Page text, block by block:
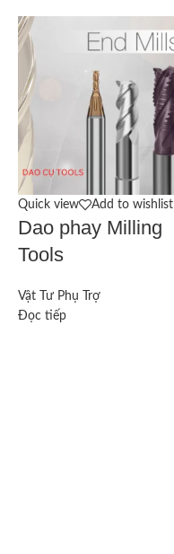
Quick view Add to wishlist
Dao phay Milling
Tools
Vật Tư Phụ Trợ
Đọc tiếp